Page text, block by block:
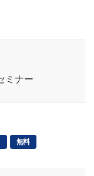
ミナー
無料